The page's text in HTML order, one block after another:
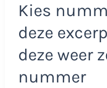
Kies
deze
deze weer
nummer